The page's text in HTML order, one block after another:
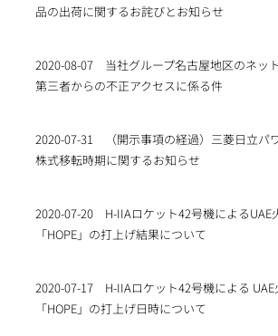
品の出荷に関するお詫びとお知らせ
2020-08-07
当社グループ名古屋地区のネッ
第三者からの不正アクセスに係る件
2020-07-31
（開示事項の経過）三菱日立パ
株式移転時期に関するお知らせ
2020-07-20
H-IIAロケット42号機によるUAE
「HOPE」の打上げ結果について
2020-07-17
H-IIAロケット42号機による
「HOPE」の打上げ日時について